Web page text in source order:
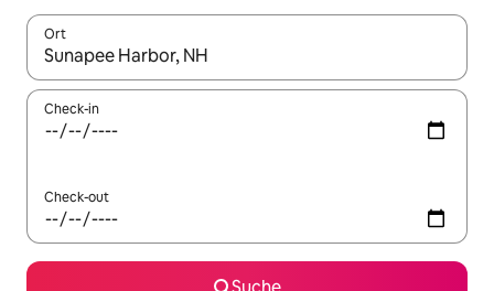
Ort
Wenn Ergebnisse verfügbar sind, navigiere mit den
Check-in
Check-out